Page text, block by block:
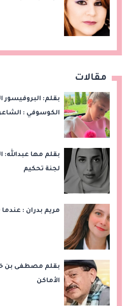
مقالات
بقلم: البروفيسور
الكوسوفي :
بقلم مها عبدالله:
لجنة تحكيم
مريم بدران :
بقلم مصطفى بن
الأماكن